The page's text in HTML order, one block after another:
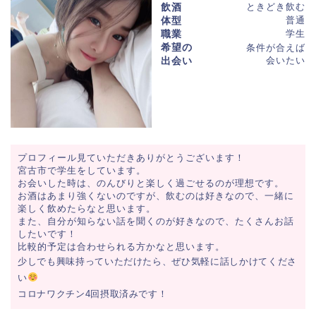
飲酒 ときどき飲む
体型 普通
職業 学生
希望の
出会い
条件が合えば
会いたい
プロフィール見ていただきありがとうございます！
宮古市で学生をしています。
お会いした時は、のんびりと楽しく過ごせるのが理想です。
お酒はあまり強くないのですが、飲むのは好きなので、一緒に
楽しく飲めたらなと思います。
また、自分が知らない話を聞くのが好きなので、たくさんお話
したいです！
比較的予定は合わせられる方かなと思います。
少しでも興味持っていただけたら、ぜひ気軽に話しかけてくださ
い
コロナワクチン4回摂取済みです！